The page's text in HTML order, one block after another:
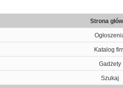
Strona
Katalog
Gadżety
Szukaj